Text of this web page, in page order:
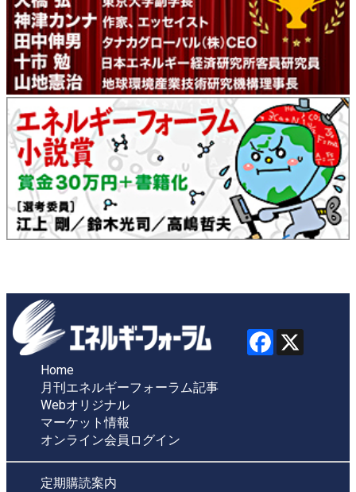
Home
月刊エネルギーフォーラム記事
Webオリジナル
マーケット情報
オンライン会員ログイン
定期購読案内